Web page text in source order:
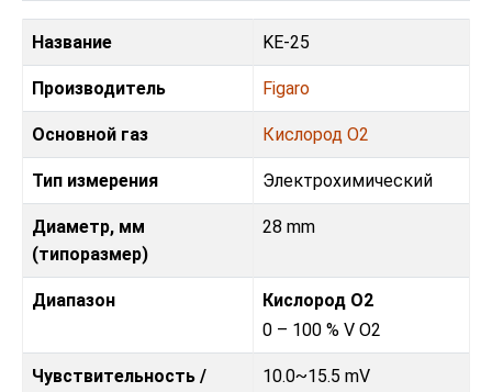
Название KE-25
Производитель Figaro
Основной газ Кислород O2
Тип измерения Электрохимический
Диаметр, мм
(типоразмер)
28 mm
Диапазон
Кислород O2
0 – 100 % V O2
Чувствительность /
10.0~15.5 mV